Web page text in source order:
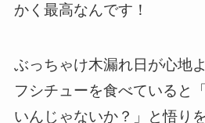
かく最高なんです！
ぶっちゃけ木漏れ日が心地
フシチューを食べていると
いんじゃないか？」と悟り